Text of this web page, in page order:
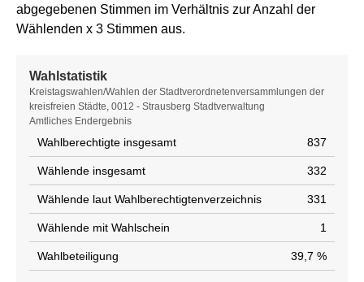
abgegebenen Stimmen im Verhältnis zur Anzahl der
Wählenden x 3 Stimmen aus.
Wahlstatistik
Wahlstatistik
Kreistagswahlen/Wahlen der Stadtverordnetenversammlungen der
kreisfreien Städte, 0012 - Strausberg Stadtverwaltung
Amtliches Endergebnis
Wahlberechtigte insgesamt 837
Wählende insgesamt 332
Wählende laut Wahlberechtigtenverzeichnis 331
Wählende mit Wahlschein 1
Wahlbeteiligung 39,7 %